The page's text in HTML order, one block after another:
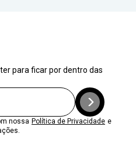
para ficar por dentro das
nossa Política de Privacidade e